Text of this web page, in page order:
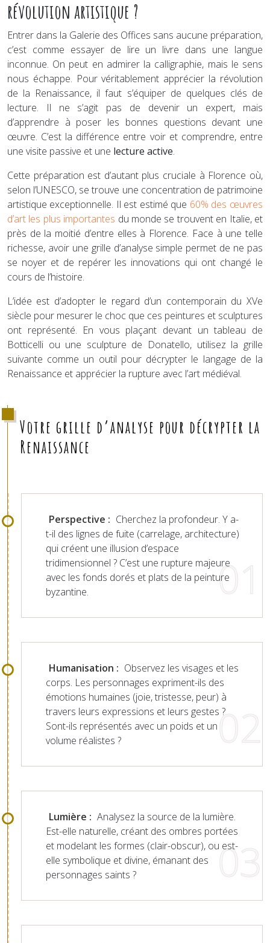
révolution artistique ?
Entrer dans la Galerie des Offices sans aucune préparation,
c’est comme essayer de lire un livre dans une langue
inconnue. On peut en admirer la calligraphie, mais le sens
nous échappe. Pour véritablement apprécier la révolution
de la Renaissance, il faut s’équiper de quelques clés de
lecture. Il ne s’agit pas de devenir un expert, mais
d’apprendre à poser les bonnes questions devant une
œuvre. C’est la différence entre voir et comprendre, entre
une visite passive et une lecture active.
Cette préparation est d’autant plus cruciale à Florence où,
selon l’UNESCO, se trouve une concentration de patrimoine
artistique exceptionnelle. Il est estimé que 60% des œuvres
d’art les plus importantes du monde se trouvent en Italie, et
près de la moitié d’entre elles à Florence. Face à une telle
richesse, avoir une grille d’analyse simple permet de ne pas
se noyer et de repérer les innovations qui ont changé le
cours de l’histoire.
L’idée est d’adopter le regard d’un contemporain du XVe
siècle pour mesurer le choc que ces peintures et sculptures
ont représenté. En vous plaçant devant un tableau de
Botticelli ou une sculpture de Donatello, utilisez la grille
suivante comme un outil pour décrypter le langage de la
Renaissance et apprécier la rupture avec l’art médiéval.
Votre grille d’analyse pour décrypter la
Renaissance
Perspective : Cherchez la profondeur. Y a-
t-il des lignes de fuite (carrelage, architecture)
qui créent une illusion d’espace
tridimensionnel ? C’est une rupture majeure
avec les fonds dorés et plats de la peinture
byzantine.
Humanisation : Observez les visages et les
corps. Les personnages expriment-ils des
émotions humaines (joie, tristesse, peur) à
travers leurs expressions et leurs gestes ?
Sont-ils représentés avec un poids et un
volume réalistes ?
Lumière : Analysez la source de la lumière.
Est-elle naturelle, créant des ombres portées
et modelant les formes (clair-obscur), ou est-
elle symbolique et divine, émanant des
personnages saints ?